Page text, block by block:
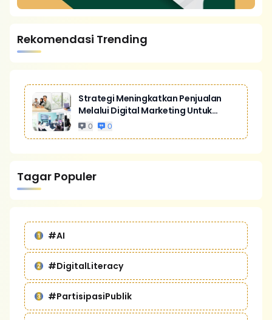
Rekomendasi Trending
Strategi Meningkatkan Penjualan
Melalui Digital Marketing Untuk
Bisnis Yang Lebih Kompetitif
0 0
Tagar Populer
#AI
#DigitalLiteracy
#PartisipasiPublik